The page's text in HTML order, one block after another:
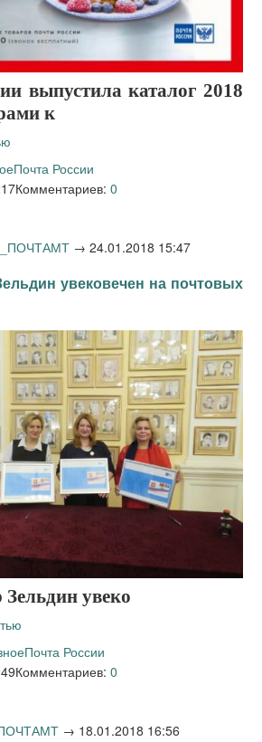
выпустила каталог 2018
к
Почта России
Комментариев: 0
→ 24.01.2018 15:47
увековечен на почтовых
увеко
Почта России
Комментариев: 0
→ 18.01.2018 16:56